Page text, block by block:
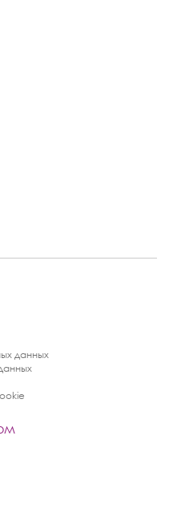
данных